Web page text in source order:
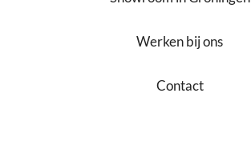
Werken bij ons
Contact